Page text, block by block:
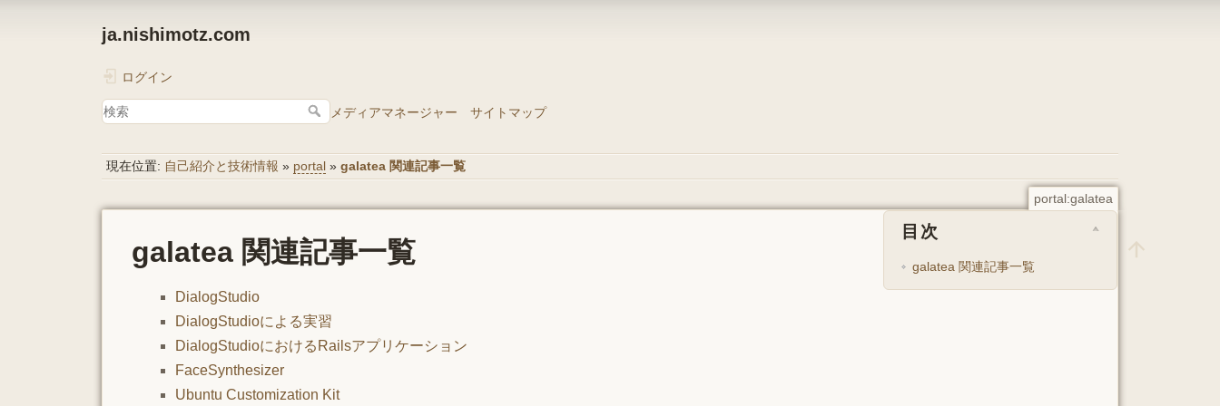
ja.nishimotz.com
ログイン
メディアマネージャー サイトマップ
現在位置: 自己紹介と技術情報 » portal» galatea 関連記事一覧
portal:galatea
目次
galatea 関連記事一覧
galatea 関連記事一覧
DialogStudio
DialogStudioによる実習
DialogStudioにおけるRailsアプリケーション
FaceSynthesizer
Ubuntu Customization Kit